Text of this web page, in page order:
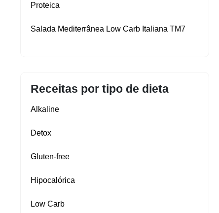
Proteica
Salada Mediterrânea Low Carb Italiana TM7
Receitas por tipo de dieta
Alkaline
Detox
Gluten‑free
Hipocalórica
Low Carb